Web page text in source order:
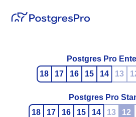
Postgres Pro
18
17 16 15 14 13
Postgres Pro
18
17 16 15 14 13 12